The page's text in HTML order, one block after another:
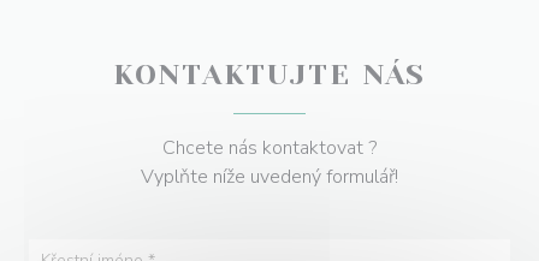
KONTAKTUJTE NÁS
Chcete nás kontaktovat ?
Vyplňte níže uvedený formulář!